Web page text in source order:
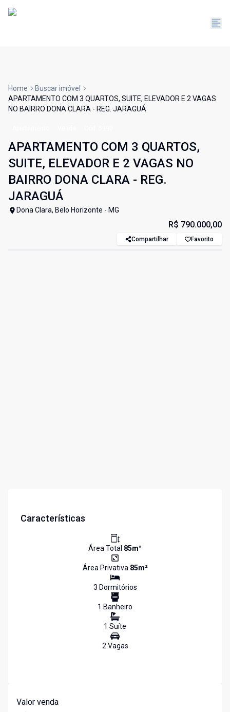
Home
Buscar imóvel
APARTAMENTO COM 3 QUARTOS, SUITE, ELEVADOR E 2 VAGAS
NO BAIRRO DONA CLARA - REG. JARAGUÁ
APARTAMENTO COM 3 QUARTOS,
SUITE, ELEVADOR E 2 VAGAS NO
BAIRRO DONA CLARA - REG.
JARAGUÁ
Dona Clara, Belo Horizonte - MG
R$ 790.000,00
Compartilhar Favorito
Características
Área Total 85m²
Área Privativa 85m²
3 Dormitórios
1 Banheiro
1 Suíte
2Vagas
Valor venda